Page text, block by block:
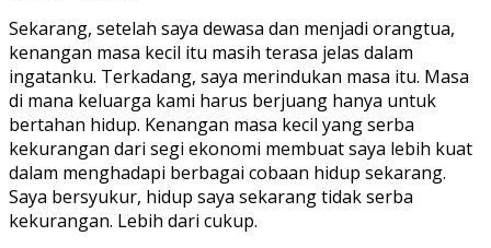
Sekarang, setelah saya dewasa dan menjadi orangtua,
kenangan masa kecil itu masih terasa jelas dalam
ingatanku. Terkadang, saya merindukan masa itu. Masa
di mana keluarga kami harus berjuang hanya untuk
bertahan hidup. Kenangan masa kecil yang serba
kekurangan dari segi ekonomi membuat saya lebih kuat
dalam menghadapi berbagai cobaan hidup sekarang.
Saya bersyukur, hidup saya sekarang tidak serba
kekurangan. Lebih dari cukup.